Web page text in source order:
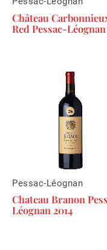
Château
Red Pessac-Léognan
Pessac-Léognan
Chateau Branon
Léognan 2014